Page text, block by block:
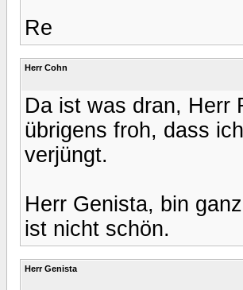
Re
Herr Cohn
Da ist was dran, Herr
übrigens froh, dass
verjüngt.
Herr Genista, bin
ist nicht schön.
Herr Genista